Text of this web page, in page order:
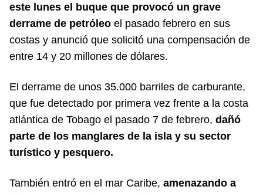
este lunes el buque que provocó un grave
derrame de petróleo el pasado febrero en sus
costas y anunció que solicitó una compensación de
entre 14 y 20 millones de dólares.
El derrame de unos 35.000 barriles de carburante,
que fue detectado por primera vez frente a la costa
atlántica de Tobago el pasado 7 de febrero, dañó
parte de los manglares de la isla y su sector
turístico y pesquero.
También entró en el mar Caribe, amenazando a